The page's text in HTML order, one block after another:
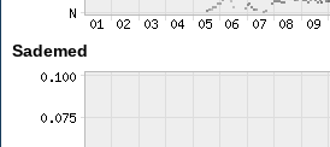
Sademed